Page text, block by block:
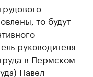
то будут
руководителя
в Пермском
Павел